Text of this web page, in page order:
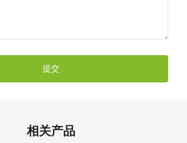
提交
相关产品